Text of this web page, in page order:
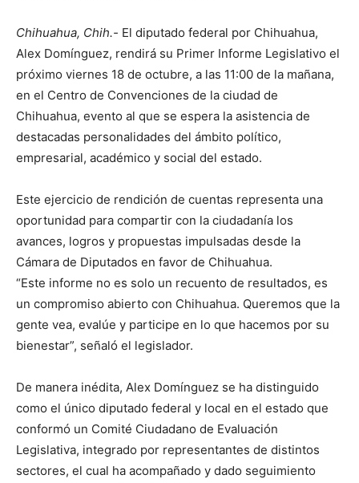
Chihuahua, Chih.- El diputado federal por Chihuahua,
Alex Domínguez, rendirá su Primer Informe Legislativo el
próximo viernes 18 de octubre, a las 11:00 de la mañana,
en el Centro de Convenciones de la ciudad de
Chihuahua, evento al que se espera la asistencia de
destacadas personalidades del ámbito político,
empresarial, académico y social del estado.
Este ejercicio de rendición de cuentas representa una
oportunidad para compartir con la ciudadanía los
avances, logros y propuestas impulsadas desde la
Cámara de Diputados en favor de Chihuahua.
“Este informe no es solo un recuento de resultados, es
un compromiso abierto con Chihuahua. Queremos que la
gente vea, evalúe y participe en lo que hacemos por su
bienestar”, señaló el legislador.
De manera inédita, Alex Domínguez se ha distinguido
como el único diputado federal y local en el estado que
conformó un Comité Ciudadano de Evaluación
Legislativa, integrado por representantes de distintos
sectores, el cual ha acompañado y dado seguimiento